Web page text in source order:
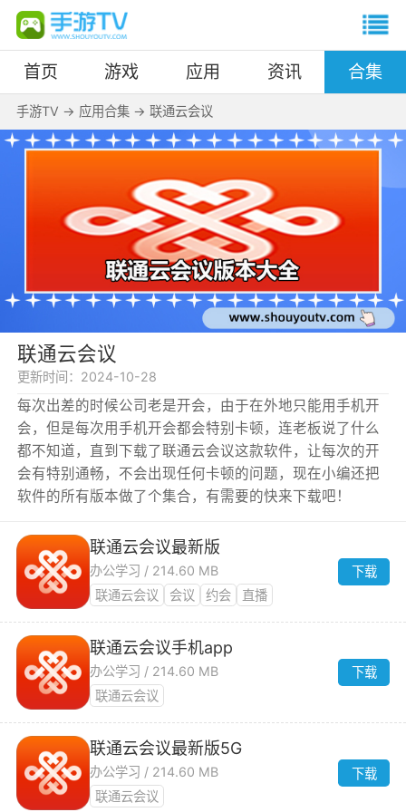
首页 游戏 应用 资讯 合集
手游TV -> 应用合集-> 联通云会议
联通云会议
更新时间： 2024-10-28
每次出差的时候公司老是开会，由于在外地只能用手机开
会，但是每次用手机开会都会特别卡顿，连老板说了什么
都不知道，直到下载了联通云会议这款软件，让每次的开
会有特别通畅，不会出现任何卡顿的问题，现在小编还把
软件的所有版本做了个集合，有需要的快来下载吧！
联通云会议最新版
办公学习 / 214.60 MB
联通云会议
会议 约会 直播
下载
联通云会议手机app
办公学习 / 214.60 MB
联通云会议
下载
联通云会议最新版5G
办公学习 / 214.60 MB
联通云会议
下载